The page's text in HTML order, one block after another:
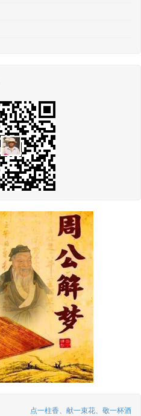
点一柱香、献一束花、敬一杯酒